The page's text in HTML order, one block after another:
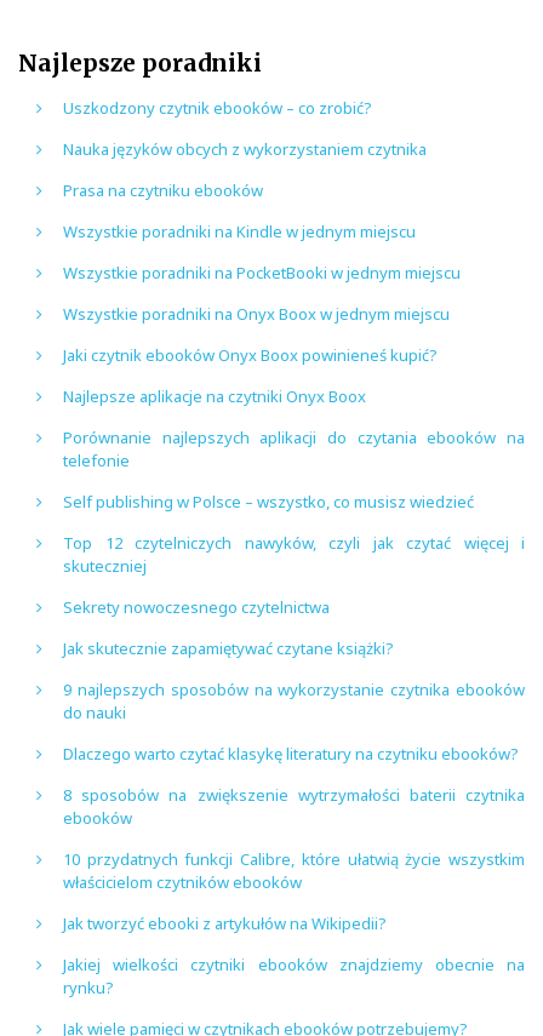
Najlepsze poradniki
Uszkodzony czytnik ebooków – co zrobić?
Nauka języków obcych z wykorzystaniem czytnika
Prasa na czytniku ebooków
Wszystkie poradniki na Kindle w jednym miejscu
Wszystkie poradniki na PocketBooki w jednym miejscu
Wszystkie poradniki na Onyx Boox w jednym miejscu
Jaki czytnik ebooków Onyx Boox powinieneś kupić?
Najlepsze aplikacje na czytniki Onyx Boox
Porównanie najlepszych aplikacji do czytania ebooków na
telefonie
Self publishing w Polsce – wszystko, co musisz wiedzieć
Top 12 czytelniczych nawyków, czyli jak czytać więcej i
skuteczniej
Sekrety nowoczesnego czytelnictwa
Jak skutecznie zapamiętywać czytane książki?
9 najlepszych sposobów na wykorzystanie czytnika ebooków
do nauki
Dlaczego warto czytać klasykę literatury na czytniku ebooków?
8 sposobów na zwiększenie wytrzymałości baterii czytnika
ebooków
10 przydatnych funkcji Calibre, które ułatwią życie wszystkim
właścicielom czytników ebooków
Jak tworzyć ebooki z artykułów na Wikipedii?
Jakiej wielkości czytniki ebooków znajdziemy obecnie na
rynku?
Jak wiele pamięci w czytnikach ebooków potrzebujemy?